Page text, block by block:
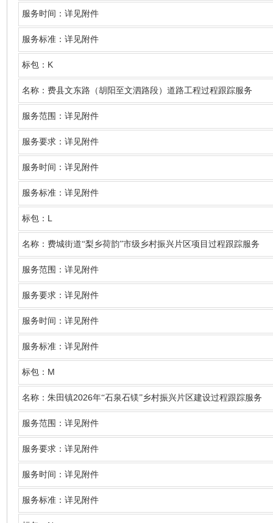
服务时间：详见附件
服务标准：详见附件
标包： K
名称：费县文东路（胡阳至文泗路段）道路工程过程跟踪服务
服务范围：详见附件
服务要求：详见附件
服务时间：详见附件
服务标准：详见附件
标包： L
名称：费城街道“梨乡荷韵”市级乡村振兴片区项目过程跟踪服务
服务范围：详见附件
服务要求：详见附件
服务时间：详见附件
服务标准：详见附件
标包： M
名称：朱田镇2026年“石泉石镁”乡村振兴片区建设过程跟踪服务
服务范围：详见附件
服务要求：详见附件
服务时间：详见附件
服务标准：详见附件